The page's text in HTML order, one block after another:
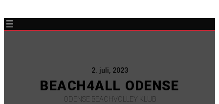
2. juli, 2023
BEACH4ALL ODENSE
ODENSE BEACHVOLLEY KLUB